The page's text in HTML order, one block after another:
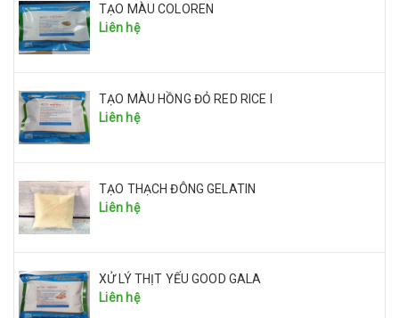
TẠO MÀU COLOREN
Liên hệ
TẠO MÀU HỒNG ĐỎ RED RICE I
Liên hệ
TẠO THẠCH ĐÔNG GELATIN
Liên hệ
XỬ LÝ THỊT YẾU GOOD GALA
Liên hệ